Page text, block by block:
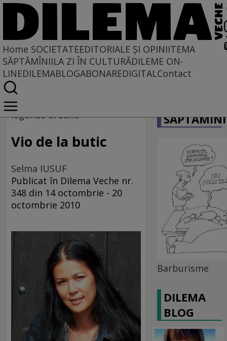
Home SOCIETATEEDITORIALE ȘI OPINIITEMA
SĂPTĂMÎNIILA ZI ÎN CULTURĂDILEME ON-
LINEDILEMABLOGABONAREDIGITALContact
Home
Societate
legende urbane
Vio de la butic
Selma IUSUF
Publicat în Dilema Veche nr.
348 din 14 octombrie - 20
octombrie 2010
Barburisme
DILEMA
BLOG